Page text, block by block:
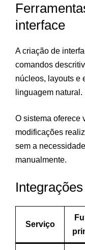
interface
A criação de
comandos
núcleos, layouts e
linguagem natural.
O sistema oferece
modificações
sem a
manualmente.
Serviço